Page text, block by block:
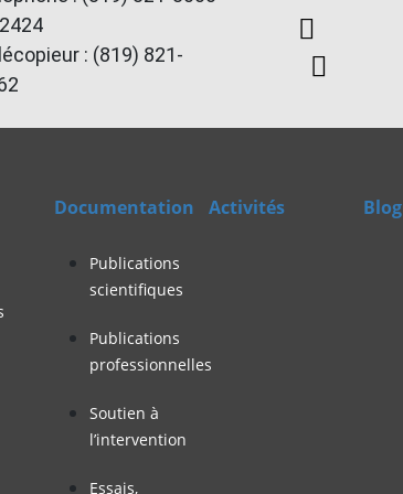
: (819) 821-
Documentation
Publications
scientifiques
Publications
professionnelles
Soutien à
l’intervention
Essais,
Activités